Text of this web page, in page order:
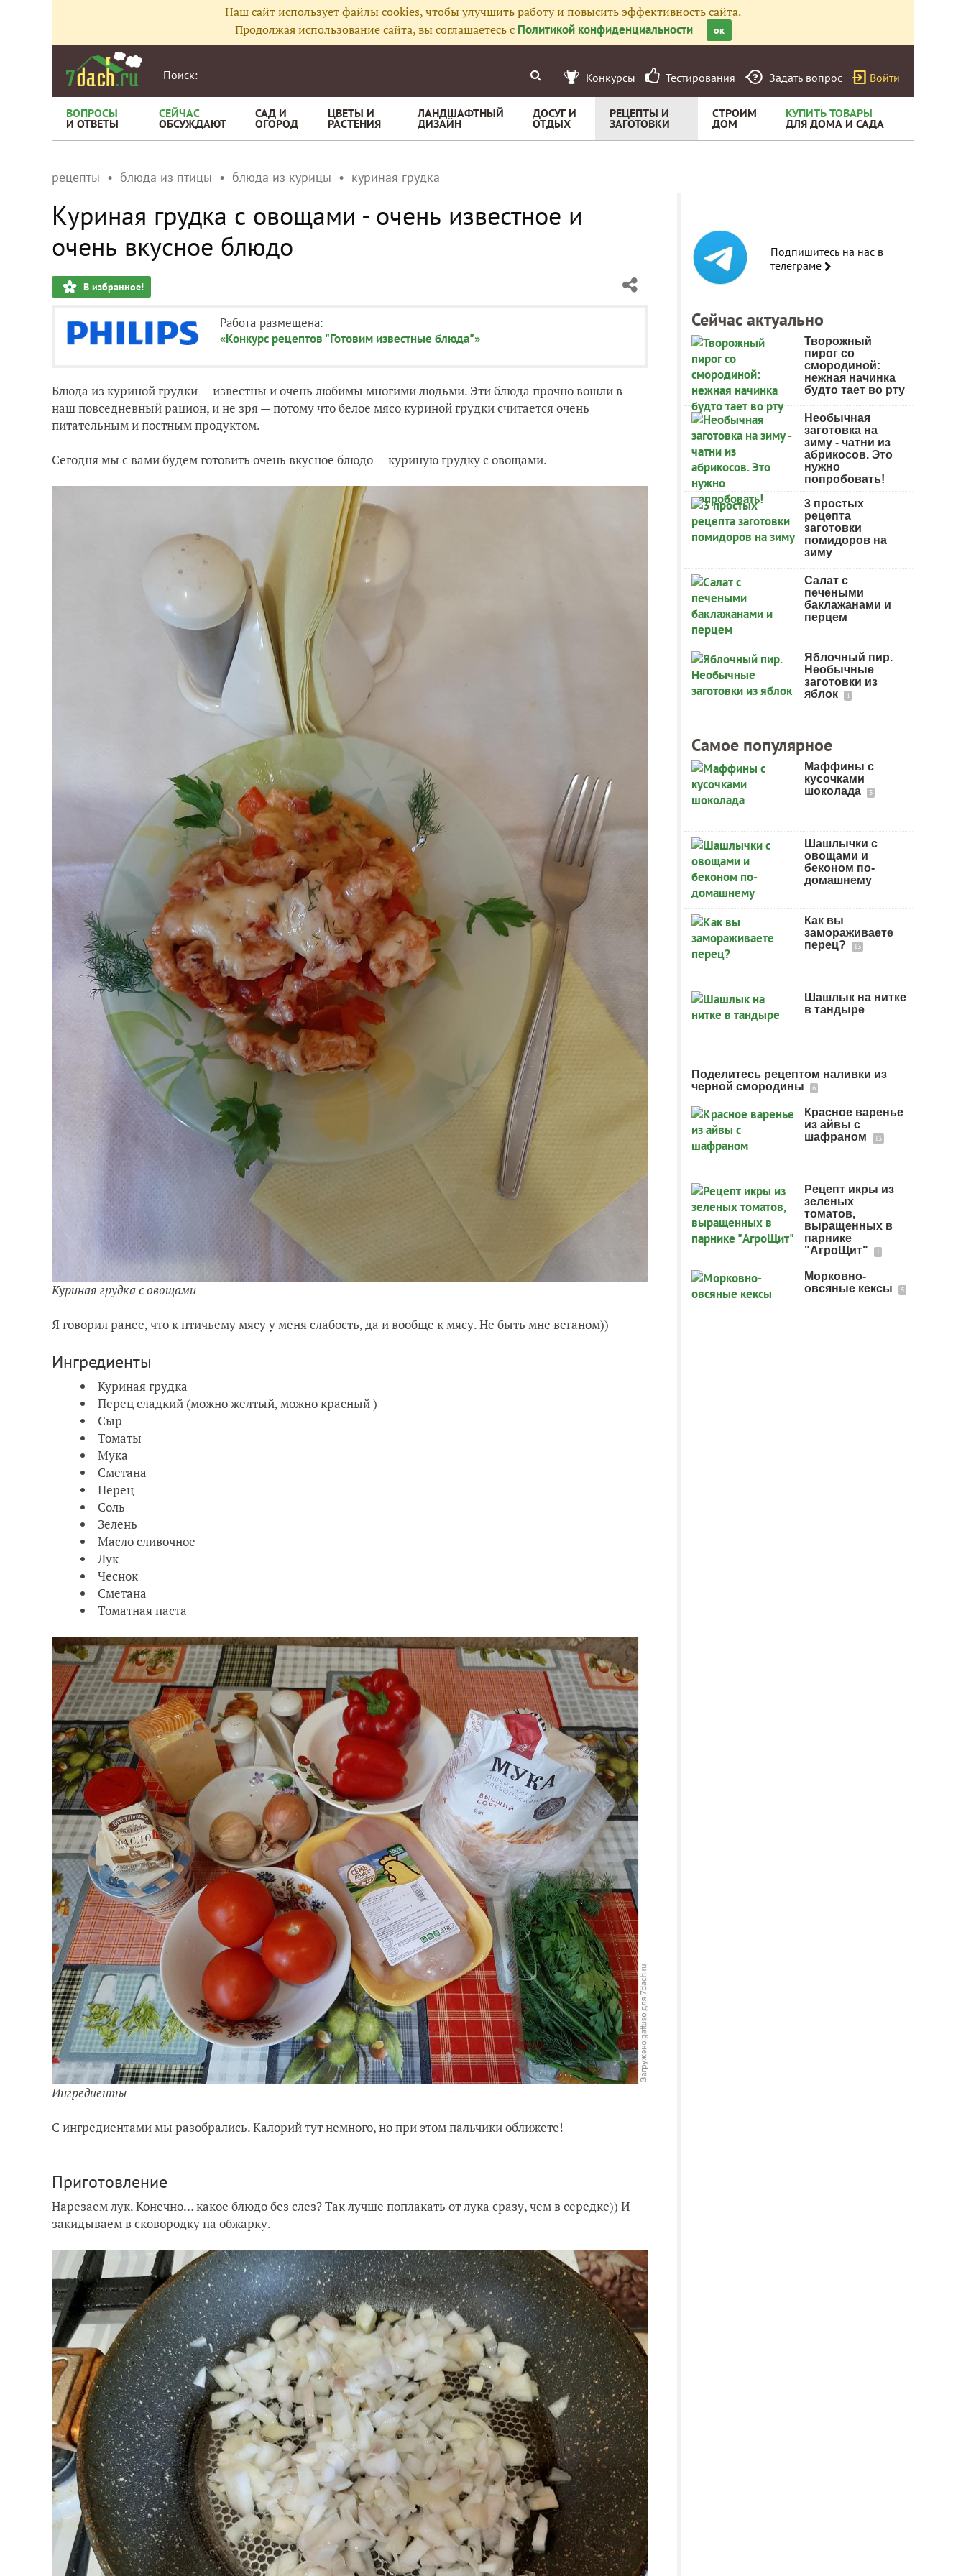
Наш сайт использует файлы cookies, чтобы улучшить работу и повысить эффективность сайта.
Продолжая использование сайта, вы соглашаетесь с Политикой конфиденциальности ок
Конкурсы Тестирования Задать вопрос Войти
ВОПРОСЫ
И ОТВЕТЫ
СЕЙЧАС
ОБСУЖДАЮТ
САД И
ОГОРОД
ЦВЕТЫ И
РАСТЕНИЯ
ЛАНДШАФТНЫЙ
ДИЗАЙН
ДОСУГ И
ОТДЫХ
РЕЦЕПТЫ И
ЗАГОТОВКИ
СТРОИМ
ДОМ
КУПИТЬ ТОВАРЫ
ДЛЯ ДОМА И САДА
рецепты блюда из птицы блюда из курицы куриная грудка
Куриная грудка с овощами - очень известное и
очень вкусное блюдо
В избранное!
Работа размещена:
«Конкурс рецептов "Готовим известные блюда"»
Блюда из куриной грудки — известны и очень любимы многими людьми. Эти блюда прочно вошли в
наш повседневный рацион, и не зря — потому что белое мясо куриной грудки считается очень
питательным и постным продуктом.
Сегодня мы с вами будем готовить очень вкусное блюдо — куриную грудку с овощами.
Куриная грудка с овощами
Я говорил ранее, что к птичьему мясу у меня слабость, да и вообще к мясу. Не быть мне веганом))
Ингредиенты
Куриная грудка
Перец сладкий (можно желтый, можно красный )
Сыр
Томаты
Мука
Сметана
Перец
Соль
Зелень
Масло сливочное
Лук
Чеснок
Сметана
Томатная паста
Ингредиенты
С ингредиентами мы разобрались. Калорий тут немного, но при этом пальчики оближете!
Приготовление
Нарезаем лук. Конечно… какое блюдо без слез? Так лучше поплакать от лука сразу, чем в середке)) И
закидываем в сковородку на обжарку.
Подпишитесь на нас в
телеграме
Сейчас актуально
Творожный
пирог со
смородиной:
нежная начинка
будто тает во рту
Необычная
заготовка на
зиму - чатни из
абрикосов. Это
нужно
попробовать!
3 простых
рецепта
заготовки
помидоров на
зиму
Салат с
печеными
баклажанами и
перцем
Яблочный пир.
Необычные
заготовки из
яблок
4
Самое популярное
Маффины с
кусочками
шоколада
3
Шашлычки с
овощами и
беконом по-
домашнему
Как вы
замораживаете
перец?
13
Шашлык на нитке
в тандыре
Поделитесь рецептом наливки из
черной смородины
6
Красное варенье
из айвы с
шафраном
13
Рецепт икры из
зеленых
томатов,
выращенных в
парнике
"АгроЩит"
1
Морковно-
овсяные кексы
5